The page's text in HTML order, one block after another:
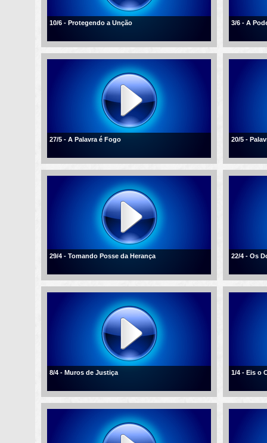
10/6 - Protegendo a Unção 3/6 - A
27/5 - A Palavra é Fogo 20/5 -
29/4 - Tomando Posse da Herança 22/4 - Os
8/4 - Muros de Justiça 1/4 - Eis o